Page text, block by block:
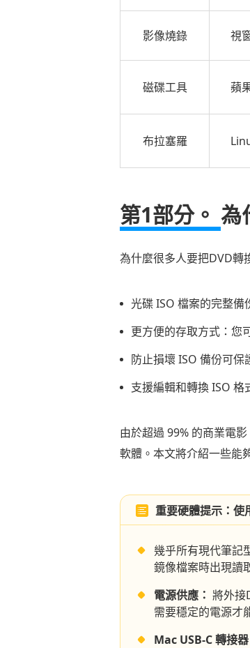
影像燒錄 視
磁碟工具 蘋
布拉塞羅
第1部分。 為
為什麼很多人要把DVD轉
光碟 ISO 檔案的完整備
更方便的存取方式：您
防止損壞 ISO 備份可保
支援編輯和轉換 ISO 格
由於超過 99% 的商業電
軟體。本文將介紹一些能
重要硬體提示：使
幾乎所有現代筆記
鏡像檔案時出現讀
電源供應： 將外接
需要穩定的電源才
Mac USB-C 轉接器